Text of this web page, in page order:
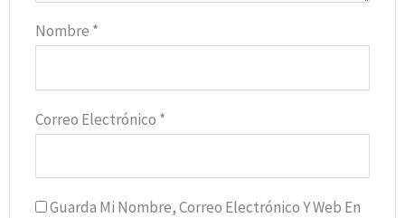
Nombre *
Correo Electrónico *
Guarda Mi Nombre, Correo Electrónico Y Web En